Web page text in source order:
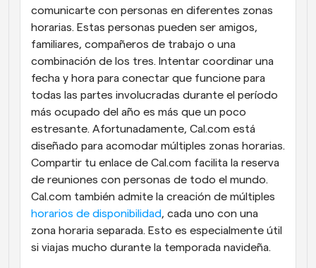
comunicarte con personas en diferentes zonas
horarias. Estas personas pueden ser amigos,
familiares, compañeros de trabajo o una
combinación de los tres. Intentar coordinar una
fecha y hora para conectar que funcione para
todas las partes involucradas durante el período
más ocupado del año es más que un poco
estresante. Afortunadamente, Cal.com está
diseñado para acomodar múltiples zonas horarias.
Compartir tu enlace de Cal.com facilita la reserva
de reuniones con personas de todo el mundo.
horarios de disponibilidad, cada uno con una
zona horaria separada. Esto es especialmente útil
si viajas mucho durante la temporada navideña.